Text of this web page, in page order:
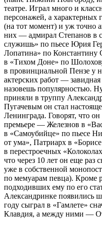
театре. Играл много и
персонажей, а характерных
(на тот момент) и уж точно
них — адмирал Степанов в
служишь» по пьесе Юрия
Лопатина» по
в «Тихом Доне» по
в провинциальной Пензе у
актерских работ — завидная
назовешь популярностью.
приняли в труппу
Пугачевым он стал
Ленинграда. Говорят, что
премьере — Железнов в
в «Самоубийце» по пьесе
от ума», Патриарх в
в перестроечных
что через 10 лет он еще раз
уже в собственной
по мемуарам певца). Кроме
подходивших ему по его
Александринке появились
году сыграл в «Гамлете»
Клавдия, а между ними —